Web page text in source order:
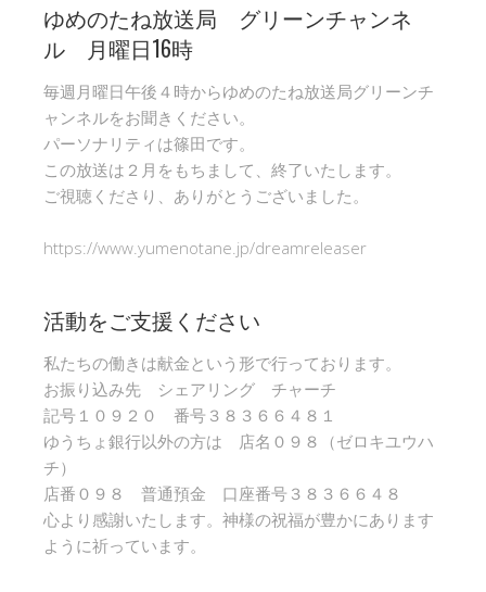
ゆめのたね放送局 グリーンチャンネ
ル 月曜日16時
毎週月曜日午後４時からゆめのたね放送局グリーンチ
ャンネルをお聞きください。
パーソナリティは篠田です。
この放送は２月をもちまして、終了いたします。
ご視聴くださり、ありがとうございました。
https://www.yumenotane.jp/dreamreleaser
活動をご支援ください
私たちの働きは献金という形で行っております。
お振り込み先 シェアリング チャーチ
記号１０９２０ 番号３８３６６４８１
ゆうちょ銀行以外の方は 店名０９８（ゼロキユウハ
チ）
店番０９８ 普通預金 口座番号３８３６６４８
心より感謝いたします。神様の祝福が豊かにあります
ように祈っています。